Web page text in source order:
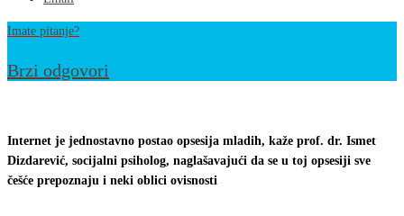
Imate pitanje?
Brzi odgovori
BiH
sve
više
Internet je jednostavno postao opsesija mladih, kaže prof. dr. Ismet
Dizdarević, socijalni psiholog, naglašavajući da se u toj opsesiji sve
češće prepoznaju i neki oblici ovisnosti